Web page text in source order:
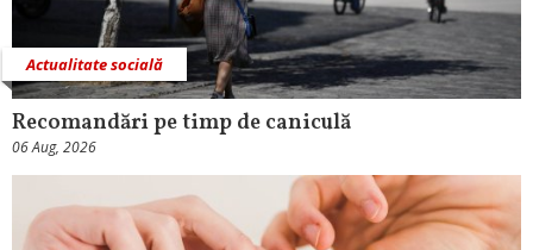
Actualitate socială
Recomandări pe timp de caniculă
06 Aug, 2026